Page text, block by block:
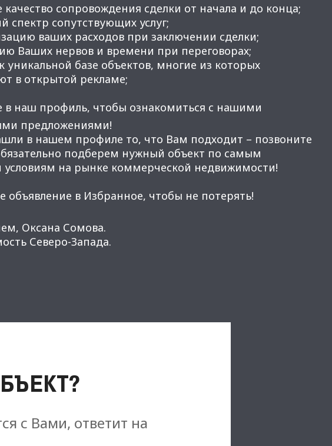
качество сопровождения сделки от начала и до конца;
спектр сопутствующих услуг;
ваших расходов при заключении сделки;
Ваших нервов и времени при переговорах;
уникальной базе объектов, многие из которых
в открытой рекламе;
в наш профиль, чтобы ознакомиться с нашими
предложениями!
в нашем профиле то, что Вам подходит – позвоните
подберем нужный объект по самым
на рынке коммерческой недвижимости!
объявление в Избранное, чтобы не потерять!
Оксана Сомова.
Северо-Запада.
с Вами, ответит на